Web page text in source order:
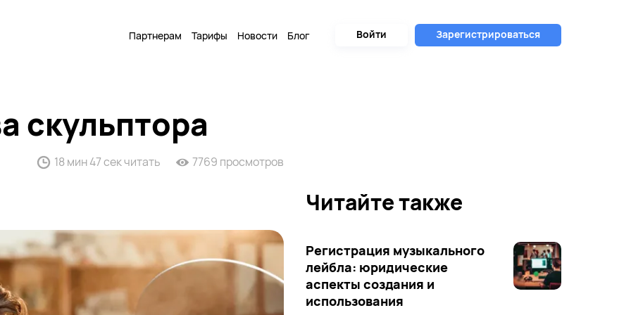
Партнерам Тарифы Новости Блог Войти Зарегистрироваться
скульптора
18 мин 47 сек читать 7769 просмотров
Читайте также
Регистрация музыкального
лейбла: юридические
аспекты создания и
использования